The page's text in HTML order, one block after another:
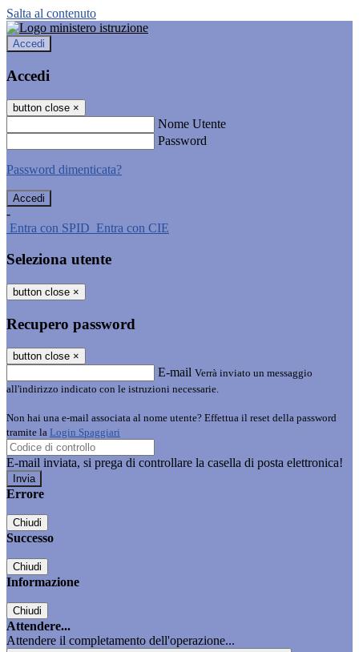
Salta al contenuto
Accedi
Accedi
button close ×
Nome Utente
Password
Password dimenticata?
-
Entra con SPID Entra con CIE
Seleziona utente
button close ×
Recupero password
button close ×
E-mail Verrà inviato un messaggio
all'indirizzo indicato con le istruzioni necessarie.
Non hai una e-mail associata al nome utente? Effettua il reset della password
tramite la Login Spaggiari
E-mail inviata, si prega di controllare la casella di posta elettronica!
Errore
Chiudi
Successo
Chiudi
Informazione
Chiudi
Attendere...
Attendere il completamento dell'operazione...